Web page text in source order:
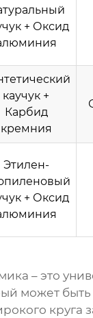
+ Оксид
каучук +
Карбид
кремния
Этилен-
+ Оксид
– это
может
круга